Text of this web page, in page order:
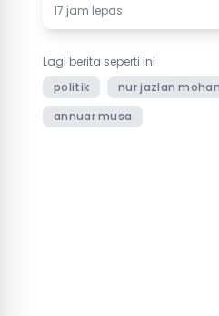
17 jam lepas
Lagi berita seperti ini
politik
nur jazlan
annuar musa